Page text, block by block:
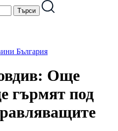
България
Още
гърмят под